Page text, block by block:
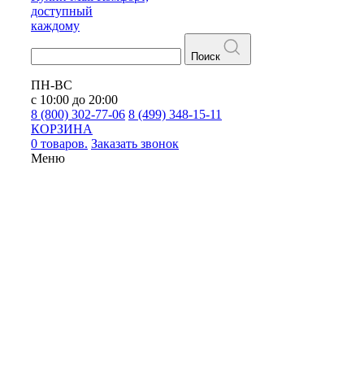
доступный
каждому
Поиск
ПН-ВС
с 10:00 до 20:00
8 (800) 302-77-06 8 (499) 348-15-11
КОРЗИНА
0 товаров. Заказать звонок
Меню